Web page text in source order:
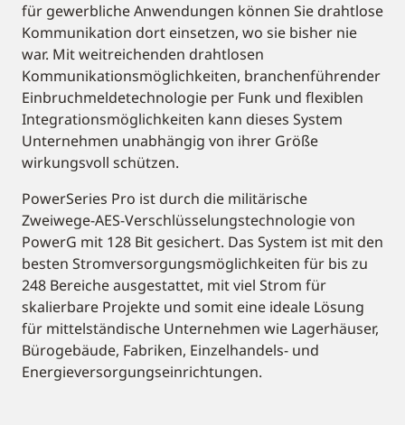
für gewerbliche Anwendungen können Sie drahtlose
Kommunikation dort einsetzen, wo sie bisher nie
war. Mit weitreichenden drahtlosen
Kommunikationsmöglichkeiten, branchenführender
Einbruchmeldetechnologie per Funk und flexiblen
Integrationsmöglichkeiten kann dieses System
Unternehmen unabhängig von ihrer Größe
wirkungsvoll schützen.
PowerSeries Pro ist durch die militärische
Zweiwege-AES-Verschlüsselungstechnologie von
PowerG mit 128 Bit gesichert. Das System ist mit den
besten Stromversorgungsmöglichkeiten für bis zu
248 Bereiche ausgestattet, mit viel Strom für
skalierbare Projekte und somit eine ideale Lösung
für mittelständische Unternehmen wie Lagerhäuser,
Bürogebäude, Fabriken, Einzelhandels- und
Energieversorgungseinrichtungen.